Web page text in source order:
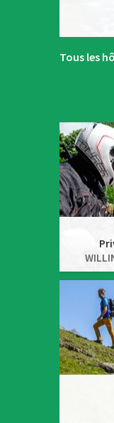
Tous les